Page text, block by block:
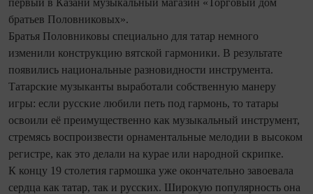
первый в Казани музыкальный магазин «Торговый дом
братьев Половниковых».
Братья Половниковы специально для татар немного
изменили конструкцию вятской гармоники. В результате
появились национальные разновидности инструмента.
Татарские музыканты выработали собственную манеру
игры: если русские любили петь под гармонь, то татары
освоили её преимущественно как музыкальный инструмент,
стремясь воспроизвести орнаментальные мелодии в высоком
регистре, как это делали на курае или народной скрипке.
К концу 19 столетия гармошка уже окончательно завоевала
сердца как татар, так и русских. Широкую популярность она